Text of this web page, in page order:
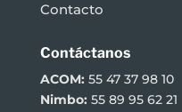
Contacto
Contáctanos
ACOM: 55 47 37 98 10
Nimbo: 55 89 95 62 21